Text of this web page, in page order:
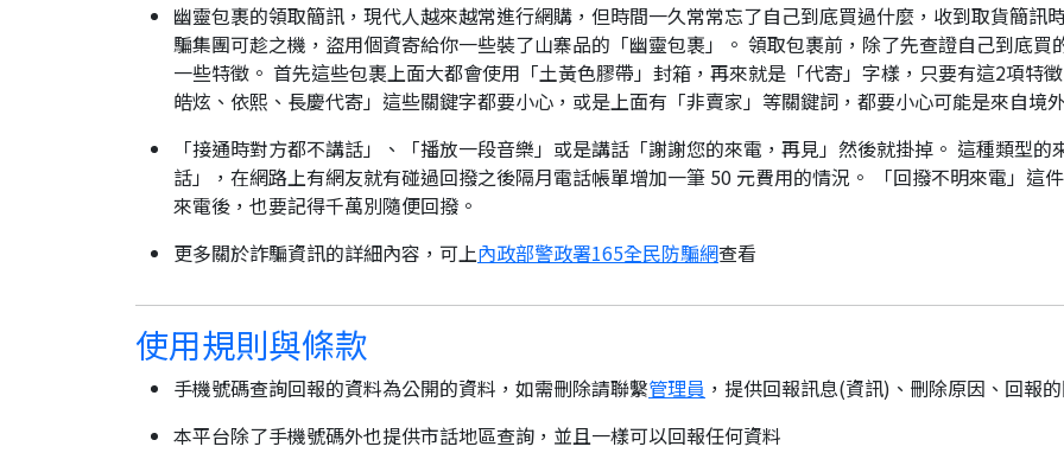
幽靈包裹的領取簡訊，現代人越來越常進行網購，但時間一久常常忘了自己到底買過什麼，收到取貨簡訊
騙集團可趁之機，盜用個資寄給你一些裝了山寨品的「幽靈包裹」。 領取包裹前，除了先查證自己到底
一些特徵。 首先這些包裹上面大都會使用「土黃色膠帶」封箱，再來就是「代寄」字樣，只要有這2項特
皓炫、依熙、長慶代寄」這些關鍵字都要小心，或是上面有「非賣家」等關鍵詞，都要小心可能是來自境
「接通時對方都不講話」、「播放一段音樂」或是講話「謝謝您的來電，再見」然後就掛掉。 這種類型
話」，在網路上有網友就有碰過回撥之後隔月電話帳單增加一筆 50 元費用的情況。 「回撥不明來電」這
來電後，也要記得千萬別隨便回撥。
更多關於詐騙資訊的詳細內容，可上內政部警政署165全民防騙網查看
使用規則與條款
手機號碼查詢回報的資料為公開的資料，如需刪除請聯繫管理員 ，提供回報訊息(資訊)、刪除原因、回報
本平台除了手機號碼外也提供市話地區查詢，並且一樣可以回報任何資料